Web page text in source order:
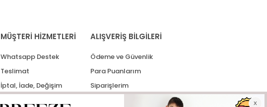
MÜŞTERİ HİZMETLERİ
Whatsapp Destek
Teslimat
İptal, İade, Değişim
ALIŞVERİŞ BİLGİLERİ
Ödeme ve Güvenlik
Para Puanlarım
Siparişlerim